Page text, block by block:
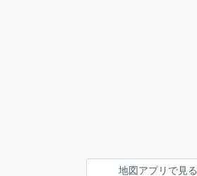
地図アプリで見る